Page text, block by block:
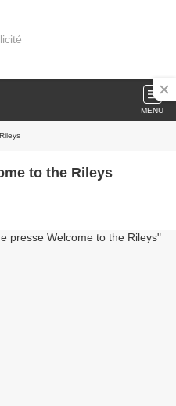
MENU
to the Rileys